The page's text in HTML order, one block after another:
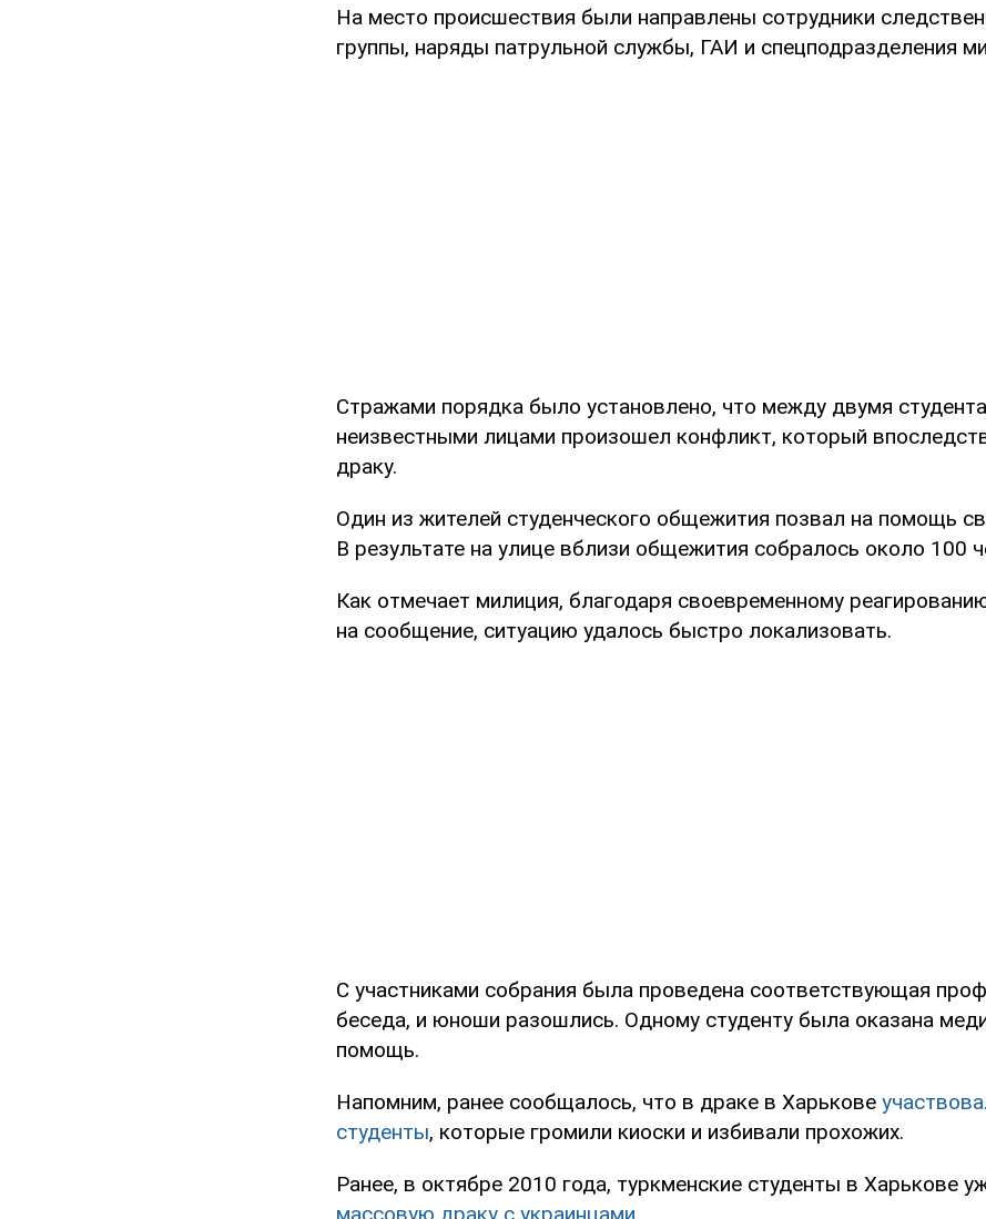
На место происшествия были направлены сотрудники
группы, наряды патрульной службы, ГАИ и спецподразделения
Стражами порядка было установлено, что между двумя
неизвестными лицами произошел конфликт, который
драку.
Один из жителей студенческого общежития позвал на помощь
В результате на улице вблизи общежития собралось около 100
Как отмечает милиция, благодаря своевременному
на сообщение, ситуацию удалось быстро локализовать.
С участниками собрания была проведена соответствующая
беседа, и юноши разошлись. Одному студенту была оказана
помощь.
Напомним, ранее сообщалось, что в драке в Харькове
студенты, которые громили киоски и избивали прохожих.
Ранее, в октябре 2010 года, туркменские студенты в Харькове